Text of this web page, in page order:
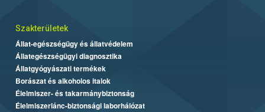
Szakterületek
Állat-egészségügy és állatvédelem
Állategészségügyi diagnosztika
Állatgyógyászati termékek
Borászat és alkoholos italok
Élelmiszer- és takarmánybiztonság
Élelmiszerlánc-biztonsági laborhálózat